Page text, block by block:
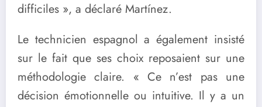
difficiles », a déclaré Martínez.
Le technicien espagnol a également insisté
sur le fait que ses choix reposaient sur une
méthodologie claire. « Ce n’est pas une
décision émotionnelle ou intuitive. Il y a un